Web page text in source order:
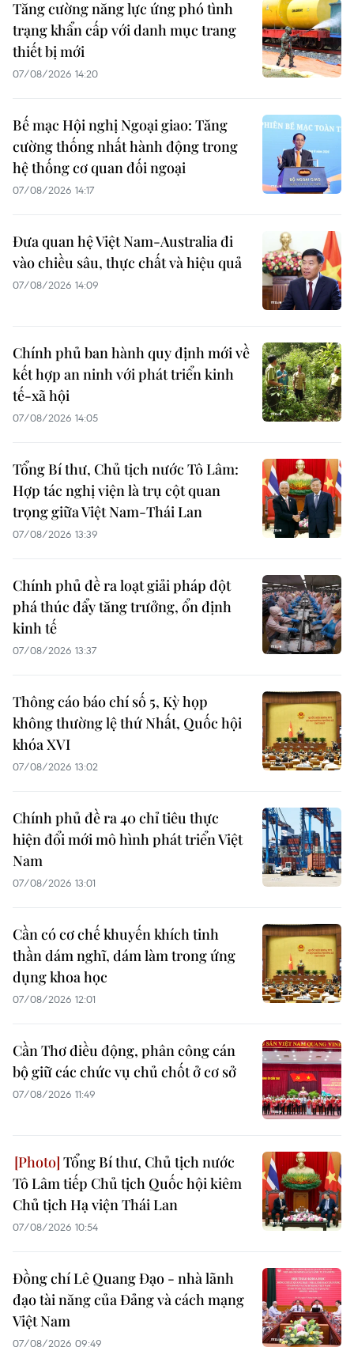
Tăng cường năng lực ứng phó tình
trạng khẩn cấp với danh mục trang
thiết bị mới
07/08/2026 14:20
Bế mạc Hội nghị Ngoại giao: Tăng
cường thống nhất hành động trong
hệ thống cơ quan đối ngoại
07/08/2026 14:17
Đưa quan hệ Việt Nam-Australia đi
vào chiều sâu, thực chất và hiệu quả
07/08/2026 14:09
Chính phủ ban hành quy định mới về
kết hợp an ninh với phát triển kinh
tế-xã hội
07/08/2026 14:05
Tổng Bí thư, Chủ tịch nước Tô Lâm:
Hợp tác nghị viện là trụ cột quan
trọng giữa Việt Nam-Thái Lan
07/08/2026 13:39
Chính phủ đề ra loạt giải pháp đột
phá thúc đẩy tăng trưởng, ổn định
kinh tế
07/08/2026 13:37
Thông cáo báo chí số 5, Kỳ họp
không thường lệ thứ Nhất, Quốc hội
khóa XVI
07/08/2026 13:02
Chính phủ đề ra 40 chỉ tiêu thực
hiện đổi mới mô hình phát triển Việt
Nam
07/08/2026 13:01
Cần có cơ chế khuyến khích tinh
thần dám nghĩ, dám làm trong ứng
dụng khoa học
07/08/2026 12:01
Cần Thơ điều động, phân công cán
bộ giữ các chức vụ chủ chốt ở cơ sở
07/08/2026 11:49
Tổng Bí thư, Chủ tịch nước
Tô Lâm tiếp Chủ tịch Quốc hội kiêm
Chủ tịch Hạ viện Thái Lan
07/08/2026 10:54
Đồng chí Lê Quang Đạo - nhà lãnh
đạo tài năng của Đảng và cách mạng
Việt Nam
07/08/2026 09:49